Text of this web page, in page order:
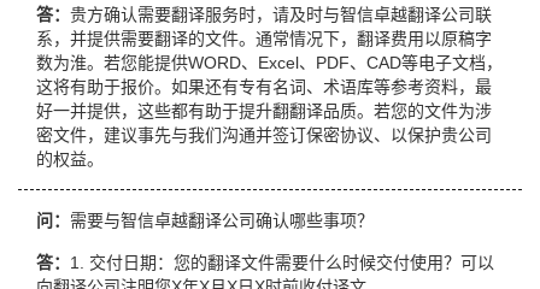
答： 贵方确认需要翻译服务时，请及时与智信卓越翻译公司联
系，并提供需要翻译的文件。通常情况下，翻译费用以原稿字
数为淮。若您能提供WORD、Excel、PDF、CAD等电子文档，
这将有助于报价。如果还有专有名词、术语库等参考资料，最
好一并提供，这些都有助于提升翻翻译品质。若您的文件为涉
密文件，建议事先与我们沟通并签订保密协议、以保护贵公司
的权益。
问： 需要与智信卓越翻译公司确认哪些事项？
答： 1. 交付日期：您的翻译文件需要什么时候交付使用？可以